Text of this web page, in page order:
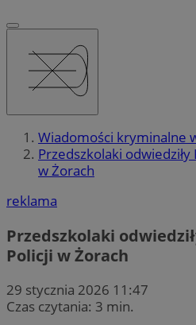
Wiadomości kryminalne
Przedszkolaki
w Żorach
reklama
Przedszkolaki
Policji w Żorach
29 stycznia 2026 11:47
Czas czytania: 3 min.